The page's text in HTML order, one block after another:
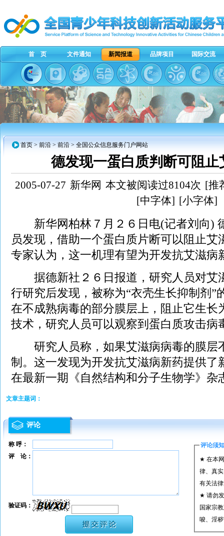
首 页 文件通知 新闻报道 品牌项目 国际交流
首页 > 前沿 > 前沿 > 全国公众信息服务门户网站
德发现一蛋白质判断可阻止
2005-07-27 新华网 本文被阅读过8104次 [推
[中字体] [小字体]
新华网柏林７月２６日电(记者刘向)
员发现，借助一个蛋白质片断可以阻止艾
专家认为，这一机理有望为开发抗艾滋病
据德新社２６日报道，研究人员对艾
行研究后发现，被称为“衣壳生长抑制剂”
在不成熟病毒的部分膜层上，阻止它生长
技术，研究人员可以观察到蛋白质攻击病
研究人员称，如果艾滋病病毒的膜层
制。这一发现为开发抗艾滋病新药提供了
在最新一期《自然结构和分子生物学》杂
文章主题词：
评论
称 呼： 评论须知
★ 在本
律、真
有关法
★ 请勿
国家宗
唆、淫
★ 承担
评 论：
验证码：